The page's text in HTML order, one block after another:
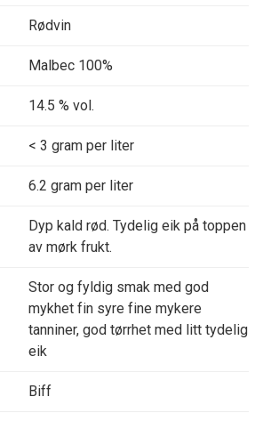
Rødvin
Malbec 100%
14.5 % vol.
< 3 gram per liter
6.2 gram per liter
Dyp kald rød. Tydelig eik på toppen
av mørk frukt.
Stor og fyldig smak med god
mykhet fin syre fine mykere
tanniner, god tørrhet med litt tydelig
eik
Biff